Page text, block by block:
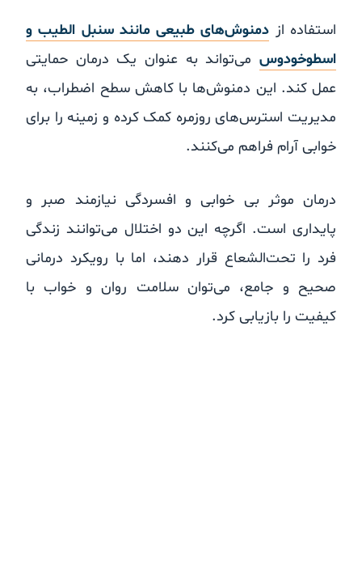
استفاده از دمنوش‌های طبیعی مانند سنبل الطیب و
اسطوخودوسمی‌تواند به عنوان یک درمان حمایتی
عمل کند. این دمنوش‌ها با کاهش سطح اضطراب، به
مدیریت استرس‌های روزمره کمک کرده و زمینه را برای
خوابی آرام فراهم می‌کنند.
درمان موثر بی خوابی و افسردگی نیازمند صبر و
پایداری است. اگرچه این دو اختلال می‌توانند زندگی
فرد را تحت‌الشعاع قرار دهند، اما با رویکرد درمانی
صحیح و جامع، می‌توان سلامت روان و خواب با
کیفیت را بازیابی کرد.